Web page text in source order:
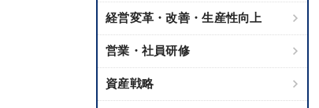
経営変革・改善・生産性向上
営業・社員研修
資産戦略